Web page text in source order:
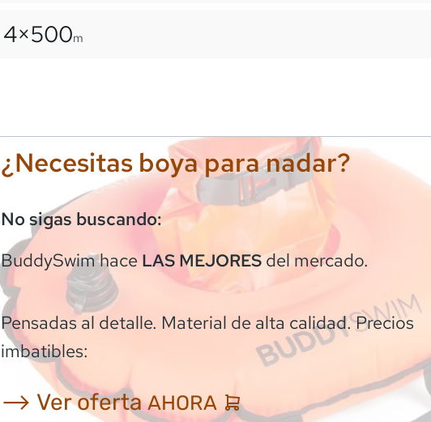
4×500m
¿Necesitas boya para nadar?
No sigas buscando:
BuddySwimhaceLAS MEJORESdel mercado.
Pensadas al detalle. Material de alta calidad. Precios
imbatibles:
⟶ Ver ofertaAHORA